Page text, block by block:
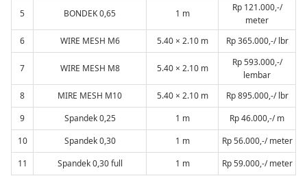
5 BONDEK 0,65 1 m
Rp 121.000,-/
meter
6
WIRE MESH M6 5.40 × 2.10 m Rp 365.000,-/ lbr
7 WIRE MESH M8 5.40 × 2.10 m
Rp 593.000,-/
lembar
8
MIRE MESH M10 5.40 × 2.10 m
Rp 895.000,-/ lbr
9
Spandek 0,25 1 m
Rp 46.000,-/ m
10
Spandek 0,30 1 m
Rp 56.000,-/ meter
11
Spandek 0,30 full 1 m Rp 59.000,-/ meter